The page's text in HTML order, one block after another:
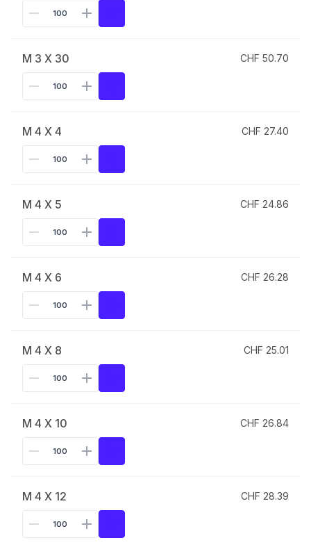
M 3 X 30 CHF 50.70
M 4 X 4 CHF 27.40
M 4 X 5 CHF 24.86
M 4 X 6 CHF 26.28
M 4 X 8 CHF 25.01
M 4 X 10 CHF 26.84
M 4 X 12 CHF 28.39